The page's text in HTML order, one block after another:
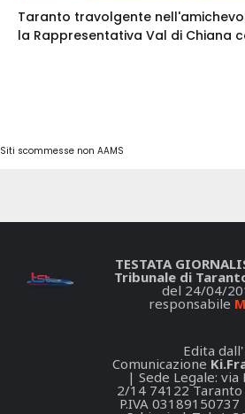
Taranto travolgente
la Rappresentativa Val di Chiana
Siti scommesse non AAMS
TESTATA
Tribunale di
del 24/04/
responsabile
Edita
Comunicazione
| Sede Legale: via
2/14 74122
P.IVA